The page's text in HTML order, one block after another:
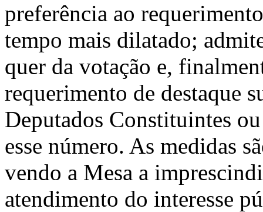
preferência ao
tempo mais dilatado;
quer da votação e,
requerimento de destaque
Deputados Constituintes
esse número. As medidas
vendo a Mesa a
atendimento do interesse